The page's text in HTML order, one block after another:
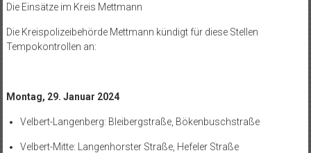
Die Einsätze im Kreis Mettmann
Die Kreispolizeibehörde Mettmann kündigt für diese Stellen
Tempokontrollen an:
Montag, 29. Januar 2024
Velbert-Langenberg: Bleibergstraße, Bökenbuschstraße
Velbert-Mitte: Langenhorster Straße, Hefeler Straße